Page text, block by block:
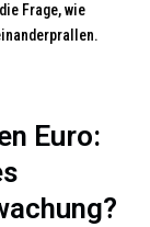
Frage, wie
Euro: